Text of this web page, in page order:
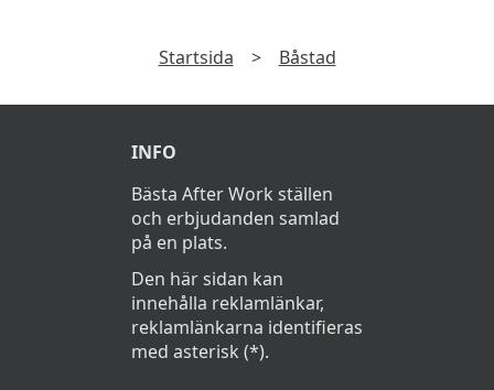
Startsida > Båstad
INFO
Bästa After Work ställen
och erbjudanden samlad
på en plats.
Den här sidan kan
innehålla reklamlänkar,
reklamlänkarna identifieras
med asterisk (*).